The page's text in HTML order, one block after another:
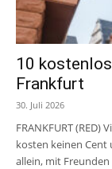
10
Frankfurt
30. Juli 2026
FRANKFURT (RED)
kosten keinen Cent
allein, mit Freunden